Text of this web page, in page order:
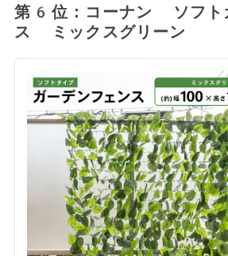
第6位：コーナン ソフト
ス ミックスグリーン